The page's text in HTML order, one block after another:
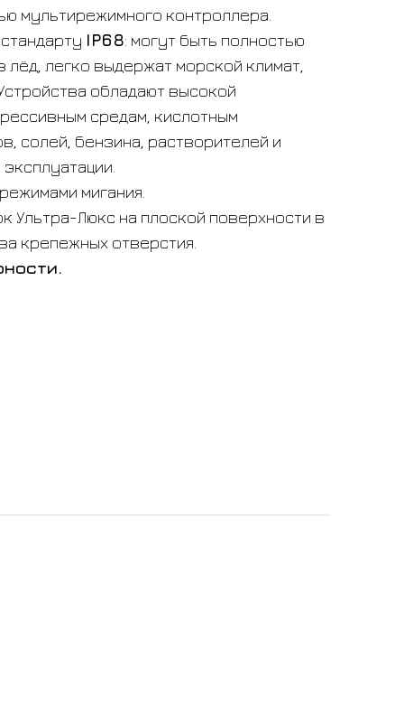
мультирежимного контроллера.
IP68: могут быть полностью
легко выдержат морской климат,
обладают высокой
средам, кислотным
солей, бензина, растворителей и
мигания.
Ультра-Люкс на плоской поверхности в
крепежных отверстия.